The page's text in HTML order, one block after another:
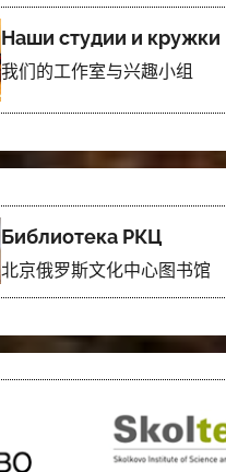
Наши студии и кружки
我们的工作室与兴趣小组
Библиотека РКЦ
北京俄罗斯文化中心图书馆